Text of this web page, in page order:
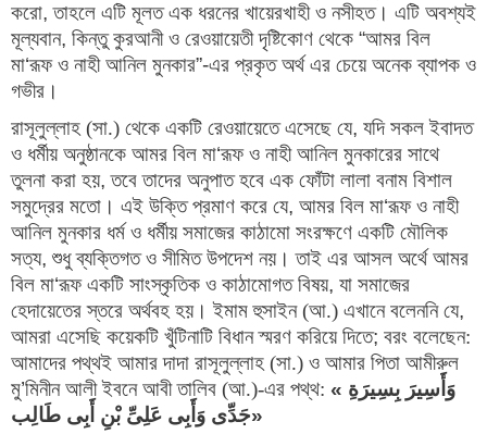
করো, তাহলে এটি মূলত এক ধরনের খায়েরখাহী ও নসীহত। এটি অবশ্যই
মূল্যবান, কিন্তু কুরআনী ও রেওয়ায়েতী দৃষ্টিকোণ থেকে “আমর বিল
মা‘রূফ ও নাহী আনিল মুনকার”-এর প্রকৃত অর্থ এর চেয়ে অনেক ব্যাপক ও
গভীর।
রাসূলুল্লাহ (সা.) থেকে একটি রেওয়ায়েতে এসেছে যে, যদি সকল ইবাদত
ও ধর্মীয় অনুষ্ঠানকে আমর বিল মা‘রূফ ও নাহী আনিল মুনকারের সাথে
তুলনা করা হয়, তবে তাদের অনুপাত হবে এক ফোঁটা লালা বনাম বিশাল
সমুদ্রের মতো। এই উক্তি প্রমাণ করে যে, আমর বিল মা‘রূফ ও নাহী
আনিল মুনকার ধর্ম ও ধর্মীয় সমাজের কাঠামো সংরক্ষণে একটি মৌলিক
সত্য, শুধু ব্যক্তিগত ও সীমিত উপদেশ নয়। তাই এর আসল অর্থে আমর
বিল মা‘রূফ একটি সাংস্কৃতিক ও কাঠামোগত বিষয়, যা সমাজের
হেদায়েতের স্তরে অর্থবহ হয়। ইমাম হুসাইন (আ.) এখানে বলেননি যে
আমরা এসেছি কয়েকটি খুঁটিনাটি বিধান স্মরণ করিয়ে দিতে; বরং বলেছেন:
আমাদের পথ্থই আমার দাদা রাসূলুল্লাহ (সা.) ও আমার পিতা আমীরুল
মু’মিনীন আলী ইবনে আবী তালিব (আ.)-এর পথ্থ: «
جَدِّی وَأَبِی عَلِیِّ بْنِ أَبِی طَالِب»